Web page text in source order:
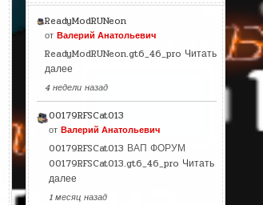
ReadyModRUNeon
от Валерий Анатольевич
ReadyModRUNeon.gt6_46_pro Читать
далее
4 недели назад
00179RFSCat013
от Валерий Анатольевич
00179RFSCat013 ВАП ФОРУМ
00179RFSCat013.gt6_46_pro Читать
далее
1 месяц назад